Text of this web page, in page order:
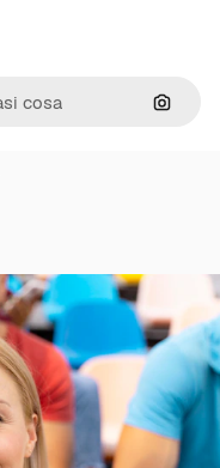
Cerca